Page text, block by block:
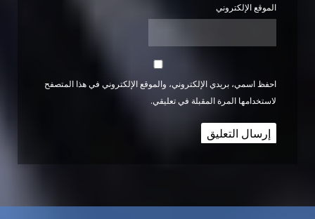
الموقع الإلكتروني
احفظ اسمي، بريدي الإلكتروني، والموقع الإلكتروني في هذا المتصفح
لاستخدامها المرة المقبلة في تعليقي.